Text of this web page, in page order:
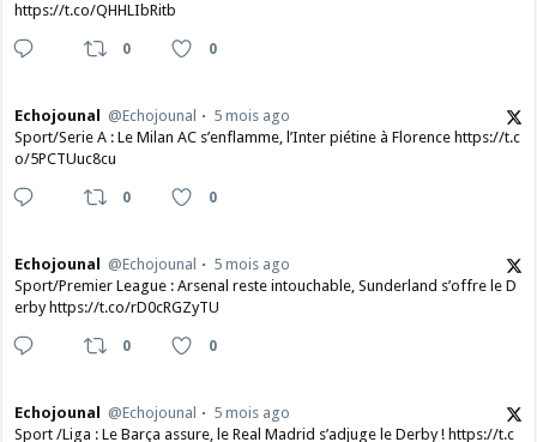
https://t.co/QHHLIbRitb
0 0
Echojounal @Echojounal
5 mois ago
Sport/Serie A : Le Milan AC s’enflamme, l’Inter piétine à Florence https://t.c
o/5PCTUuc8cu
0 0
Echojounal @Echojounal
5 mois ago
Sport/Premier League : Arsenal reste intouchable, Sunderland s’offre le D
erby https://t.co/rD0cRGZyTU
0 0
Echojounal @Echojounal
5 mois ago
Sport /Liga : Le Barça assure, le Real Madrid s’adjuge le Derby ! https://t.c